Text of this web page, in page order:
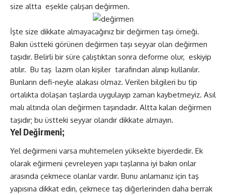
size altta eşekle çalışan değirmen.
İşte size dikkate almayacağınız bir değirmen taşı örneği.
Bakın üstteki görünen değirmen taşı seyyar olan değirmen
taşıdır. Belirli bir süre çalıştıktan sonra deforme olur, eskiyip
atılır. Bu taş lazım olan kişiler tarafından alınıp kullanılır.
Bunların defi-neyle alakası olmaz. Verilen bilgileri bu tip
ortalıkta dolaşan taşlarda uygulayıp zaman kaybetmeyiz. Asıl
malı altında olan değirmen taşındadır. Altta kalan değirmen
taşıdır; bu üstteki seyyar olandır dikkate almayın.
Yel Değirmeni;
Yel değirmeni varsa muhtemelen yüksekte biyerdedir. Ek
olarak eğirmeni çevreleyen yapı taşlarına iyi bakın onlar
arasında çekmece olanlar vardır. Bunu anlamanız için taş
yapısına dikkat edin, çekmece taş diğerlerinden daha berrak